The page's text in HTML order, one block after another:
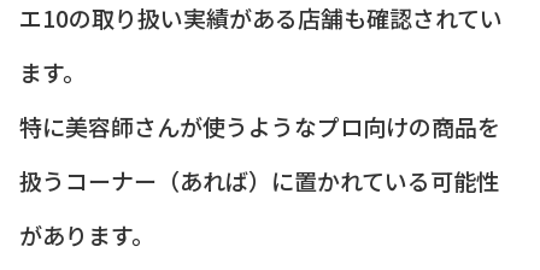
エ10の取り扱い実績がある店舗も確認されてい
ます。
特に美容師さんが使うようなプロ向けの商品を
扱うコーナー（あれば）に置かれている可能性
があります。